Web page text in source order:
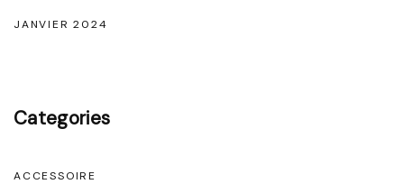
JANVIER 2024
Categories
ACCESSOIRE